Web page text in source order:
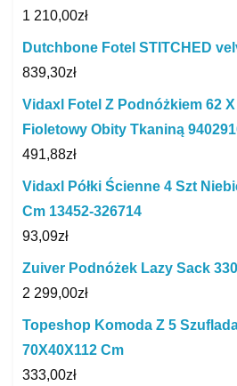
1 210,00zł
Dutchbone Fotel STITCHED
839,30zł
Vidaxl Fotel Z Podnóżkiem 62 X
Fioletowy Obity Tkaniną
491,88zł
Vidaxl Półki Ścienne 4 Szt
Cm 13452-326714
93,09zł
Zuiver Podnóżek Lazy Sack
2 299,00zł
Topeshop Komoda Z 5
70X40X112 Cm
333,00zł